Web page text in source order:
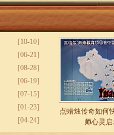
[10-10]
[06-21]
[08-28]
[06-19]
[07-15]
[01-23]
[04-24]
点蜡烛传奇如何
师心灵